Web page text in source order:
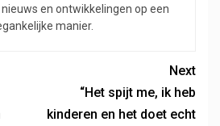
en ontwikkelingen op een
manier.
Next
“Het spijt me, ik heb
kinderen en het doet echt